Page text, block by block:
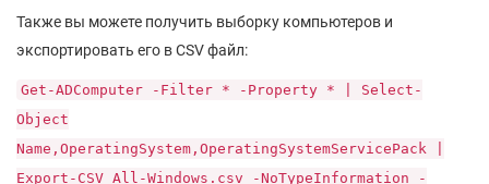
Также вы можете получить выборку компьютеров и
экспортировать его в CSV файл:
Get-ADComputer -Filter * -Property * | Select-
Object
Name,OperatingSystem,OperatingSystemServicePack |
Export-CSV All-Windows.csv -NoTypeInformation -